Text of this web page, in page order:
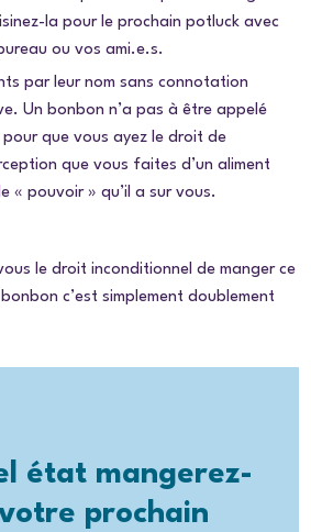
la pour le prochainpotluck avec
ou vos ami.e.s.
par leur nom sans connotation
Un bonbon n’a pas à être appelé
que vous ayez le droit de
que vous faites d’un aliment
« pouvoir » qu’il a sur vous.
le droit inconditionnel de manger ce
c’est simplement doublement
état mangerez-
prochain